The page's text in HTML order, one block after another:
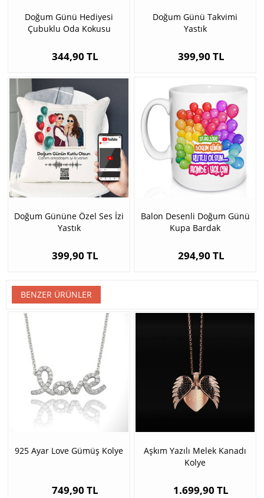
Doğum Günü Hediyesi
Çubuklu Oda Kokusu
344,90 TL
Doğum Günü Takvimi
Yastık
399,90 TL
Doğum Gününe Özel Ses İzi
Yastık
399,90 TL
Balon Desenli Doğum Günü
Kupa Bardak
294,90 TL
BENZER ÜRÜNLER
925 Ayar Love Gümüş Kolye
749,90 TL
Aşkım Yazılı Melek Kanadı
Kolye
1.699,90 TL